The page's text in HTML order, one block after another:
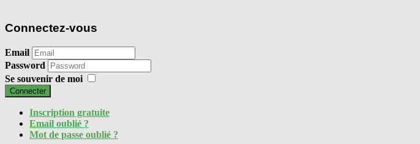
Connectez-vous
Email
Password
Se souvenir de moi
Connecter
Inscription gratuite
Email oublié ?
Mot de passe oublié ?